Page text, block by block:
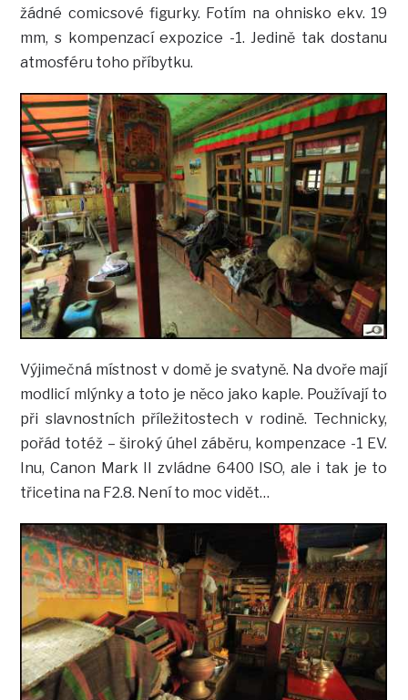
žádné comicsové figurky. Fotím na ohnisko ekv. 19
mm, s kompenzací expozice -1. Jedině tak dostanu
atmosféru toho příbytku.
Výjimečná místnost v domě je svatyně. Na dvoře mají
modlicí mlýnky a toto je něco jako kaple. Používají to
při slavnostních příležitostech v rodině. Technicky,
pořád totéž – široký úhel záběru, kompenzace -1 EV.
Inu, Canon Mark II zvládne 6400 ISO, ale i tak je to
třicetina na F2.8. Není to moc vidět…